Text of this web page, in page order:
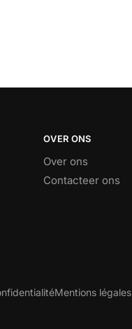
OVER ONS
Over ons
Contacteer ons
Mentions légales